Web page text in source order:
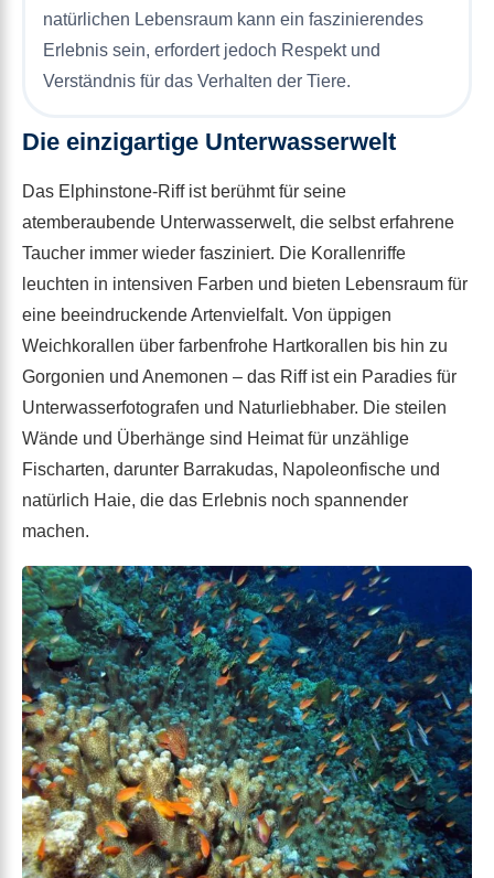
natürlichen Lebensraum kann ein faszinierendes
Erlebnis sein, erfordert jedoch Respekt und
Verständnis für das Verhalten der Tiere.
Die einzigartige Unterwasserwelt
Das Elphinstone-Riff ist berühmt für seine
atemberaubende Unterwasserwelt, die selbst erfahrene
Taucher immer wieder fasziniert. Die Korallenriffe
leuchten in intensiven Farben und bieten Lebensraum für
eine beeindruckende Artenvielfalt. Von üppigen
Weichkorallen über farbenfrohe Hartkorallen bis hin zu
Gorgonien und Anemonen – das Riff ist ein Paradies für
Unterwasserfotografen und Naturliebhaber. Die steilen
Wände und Überhänge sind Heimat für unzählige
Fischarten, darunter Barrakudas, Napoleonfische und
natürlich Haie, die das Erlebnis noch spannender
machen.